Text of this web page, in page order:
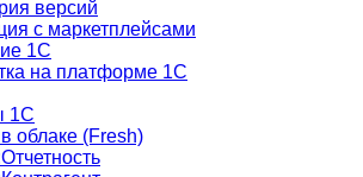
версий
с маркетплейсами
1С
на платформе 1С
1С
облаке (Fresh)